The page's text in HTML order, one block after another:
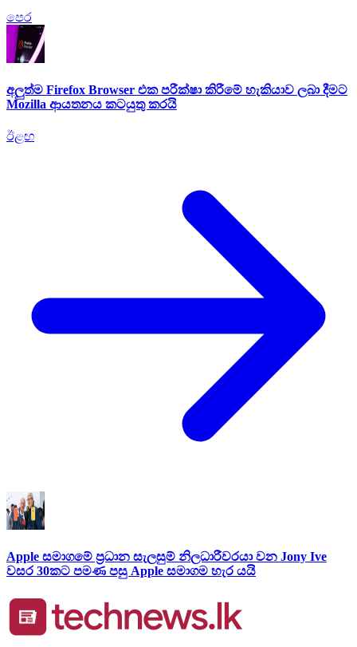
පෙර
අලුත්ම Firefox Browser එක පරීක්ෂා කිරීමේ හැකියාව ලබා දීමට
Mozilla ආයතනය කටයුතු කරයි
ඊළඟ
Apple සමාගමේ ප්‍රධාන සැලසුම් නිලධාරීවරයා වන Jony Ive
වසර 30කට පමණ පසු Apple සමාගම හැර යයි